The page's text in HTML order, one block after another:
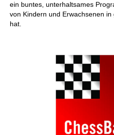
ein buntes, unterhaltsames
von Kindern und Erwachsenen
hat.